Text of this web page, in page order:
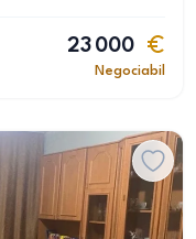
23 000
Negociabil